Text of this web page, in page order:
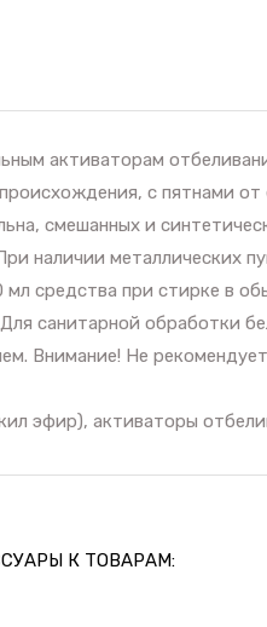
активаторам
с пятнами
смешанных и
наличии металлических
средства при стирке в
санитарной обработки
Внимание! Не
эфир), активаторы
К ТОВАРАМ: